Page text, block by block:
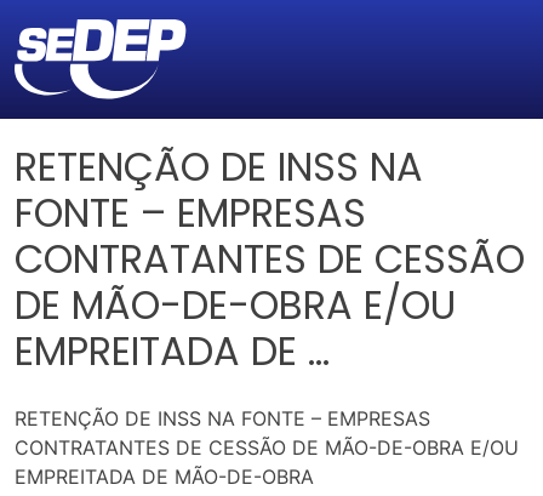
RETENÇÃO DE INSS NA
FONTE – EMPRESAS
CONTRATANTES DE CESSÃO
DE MÃO-DE-OBRA E/OU
EMPREITADA DE …
RETENÇÃO DE INSS NA FONTE – EMPRESAS
CONTRATANTES DE CESSÃO DE MÃO-DE-OBRA E/OU
EMPREITADA DE MÃO-DE-OBRA